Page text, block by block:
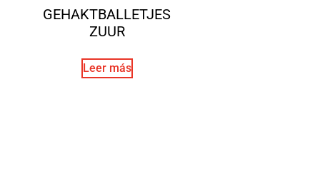
GEHAKTBALLETJES
ZUUR
Leer más